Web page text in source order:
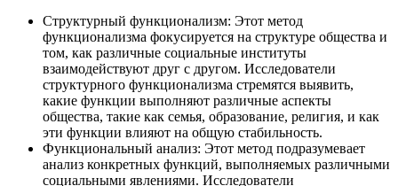
Структурный функционализм: Этот метод
функционализма фокусируется на структуре общества и
том, как различные социальные институты
взаимодействуют друг с другом. Исследователи
структурного функционализма стремятся выявить,
какие функции выполняют различные аспекты
общества, такие как семья, образование, религия, и как
эти функции влияют на общую стабильность.
Функциональный анализ: Этот метод подразумевает
анализ конкретных функций, выполняемых различными
социальными явлениями. Исследователи